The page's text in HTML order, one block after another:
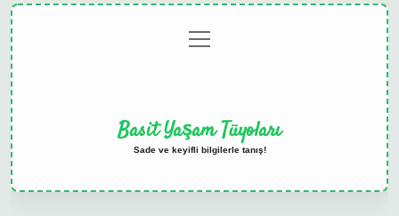
menüyü
aç
Basit Yaşam Tüyoları
Sade ve keyifli bilgilerle tanış!